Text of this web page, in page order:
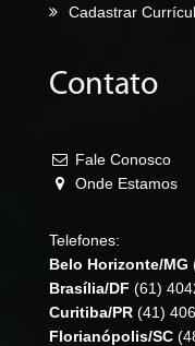
Cadastrar
Contato
Fale Conosco
Onde Estamos
Telefones:
Belo Horizonte/MG
Brasília/DF (61)
Curitiba/PR (41)
Florianópolis/SC